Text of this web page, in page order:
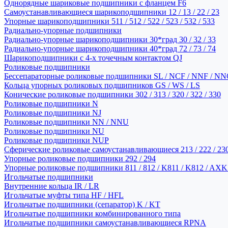
Однорядные шариковые подшипники с фланцем F6
Самоустанавливающиеся шарикоподшипники 12 / 13 / 22 / 23
Упорные шарикоподшипники 511 / 512 / 522 / 523 / 532 / 533
Радиально-упорные подшипники
Радиально-упорные шарикоподшипники 30*град 30 / 32 / 33
Радиально-упорные шарикоподшипники 40*град 72 / 73 / 74
Шарикоподшипники с 4-х точечным контактом QJ
Роликовые подшипники
Бессепараторные роликовые подшипники SL / NCF / NNF /
Кольца упорных роликовых подшипников GS / WS / LS
Конические роликовые подшипники 302 / 313 / 320 / 322 / 330
Роликовые подшипники N
Роликовые подшипники NJ
Роликовые подшипники NN / NNU
Роликовые подшипники NU
Роликовые подшипники NUP
Сферические роликовые самоустанавливающиеся 213 / 222 /
Упорные роликовые подшипники 292 / 294
Упорные роликовые подшипники 811 / 812 / K811 / K812 /
Игольчатые подшипники
Внутренние кольца IR / LR
Игольчатые муфты типа HF / HFL
Игольчатые подшипники (сепаратор) K / KT
Игольчатые подшипники комбинированного типа
Игольчатые подшипники самоустанавливающиеся RPNA